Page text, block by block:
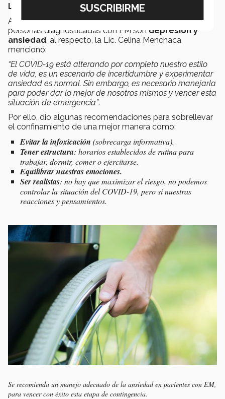
LA FÍSICA
Algunas de las consecuencias que padecen las
personas diagnosticadas con EM son depresión y
ansiedad, al respecto, la Lic. Celina Menchaca
mencionó:
“El COVID-19 está alterando por completo nuestro estilo
de vida, es un escenario de incertidumbre y experimentar
ansiedad es normal. Sin embargo, es necesario manejarla
para poder dar lo mejor de nosotros mismos y vencer esta
situación de emergencia”.
Por ello, dio algunas recomendaciones para sobrellevar
el confinamiento de una mejor manera como:
Evitar lainfoxicación (sobrecarga informativa).
Tener estructura: horarios establecidos de rutina para
trabajar, dormir, comer o ejercitarse.
Equilibrar nuestras emociones.
Ser realistas: no hay que maximizar el riesgo, no podemos
controlar la situación del COVID-19, pero si nuestras
reacciones y pensamientos.
Se recomienda un manejo adecuado de la ansiedad en pacientes con EM,
para vencer con éxito esta etapa de contingencia.